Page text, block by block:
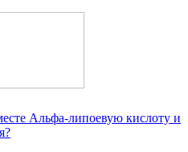
Альфа-липоевую кислоту и